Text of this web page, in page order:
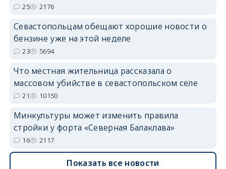
25 2176
Севастопольцам обещают хорошие новости о
бензине уже на этой неделе
23 5694
Что местная жительница рассказала о
массовом убийстве в севастопольском селе
21 10150
Минкультуры может изменить правила
стройки у форта «Северная Балаклава»
16 2117
Показать все новости